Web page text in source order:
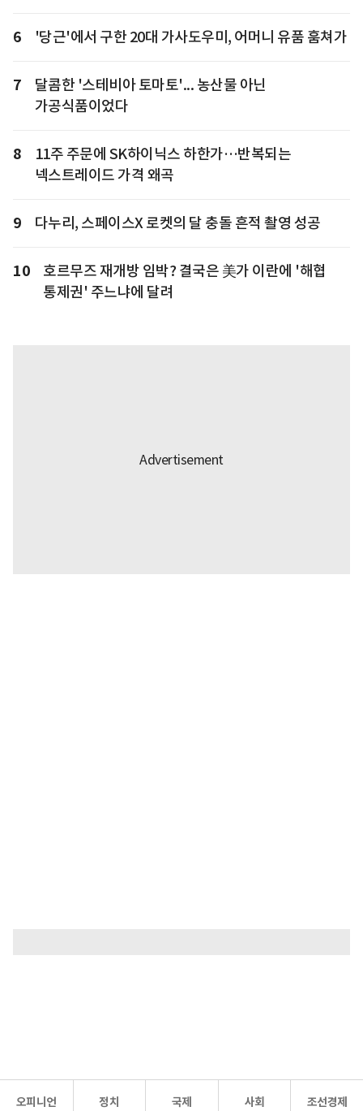
6 '당근'에서 구한 20대 가사도우미, 어머니 유품 훔쳐가
7
달콤한 '스테비아 토마토'... 농산물 아닌
가공식품이었다
8
11주 주문에 SK하이닉스 하한가…반복되는
넥스트레이드 가격 왜곡
9 다누리, 스페이스X 로켓의 달 충돌 흔적 촬영 성공
10
호르무즈 재개방 임박? 결국은 美가 이란에 '해협
통제권' 주느냐에 달려
오피니언 정치 국제 사회 조선경제